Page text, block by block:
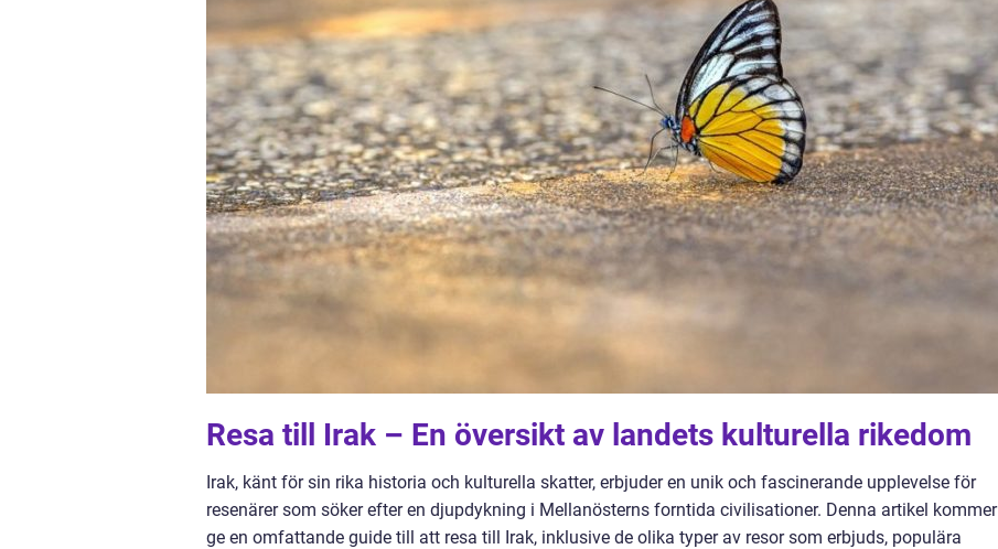
Resa till Irak – En översikt av landets kulturella rikedom
Irak, känt för sin rika historia och kulturella skatter, erbjuder en unik och fascinerande upplevelse för
resenärer som söker efter en djupdykning i Mellanösterns forntida civilisationer. Denna artikel kommer
ge en omfattande guide till att resa till Irak, inklusive de olika typer av resor som erbjuds, populära